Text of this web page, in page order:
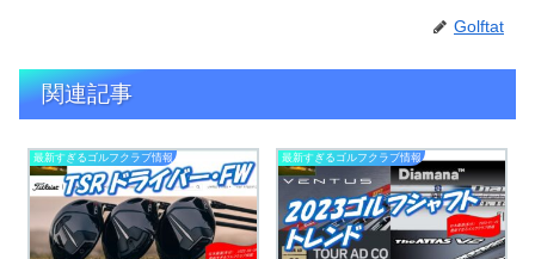
Golftat
関連記事
最新すぎるゴルフクラブ情報 最新すぎるゴルフクラブ情報